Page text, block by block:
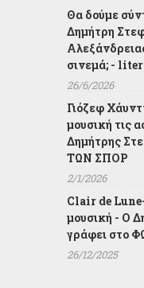
Θα δούμε
Δημήτρη
σινεμά; -
26/6/2026
Γιόζεφ
μουσική τις
Δημήτρης
ΤΩΝ ΣΠΟΡ
2/1/2026
Clair de
μουσική - Ο
γράφει στο
26/12/2025